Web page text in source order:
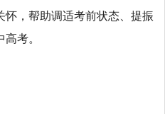
，帮助调适考前状态、提振
考。